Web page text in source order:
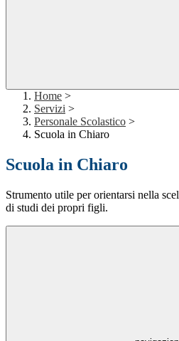
Home >
Servizi >
Personale Scolastico >
Scuola in Chiaro
Scuola in Chiaro
Strumento utile per orientarsi nella
di studi dei propri figli.